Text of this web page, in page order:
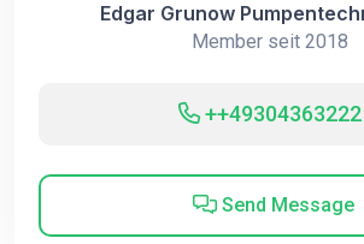
Edgar Grunow
Member seit 2018
++49304363222
Send Message